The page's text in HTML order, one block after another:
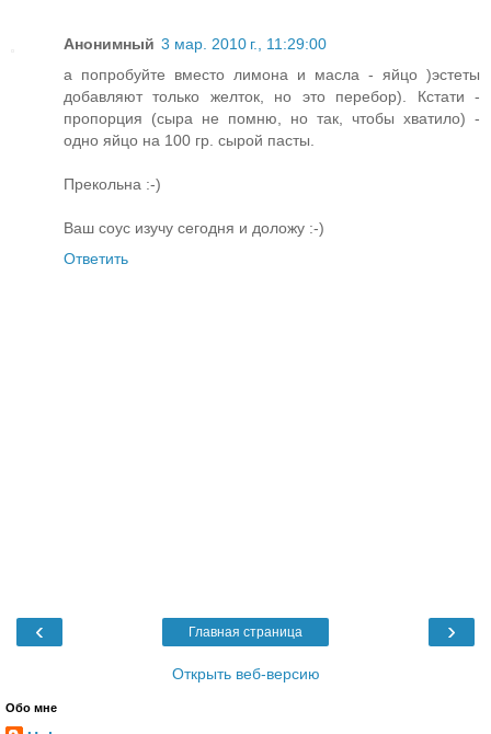
Анонимный 3 мар. 2010 г., 11:29:00
а попробуйте вместо лимона и масла - яйцо )эстеты
добавляют только желток, но это перебор). Кстати -
пропорция (сыра не помню, но так, чтобы хватило) -
одно яйцо на 100 гр. сырой пасты.
Прекольна :-)
Ваш соус изучу сегодня и доложу :-)
Ответить
‹ ›
Главная страница
Открыть веб-версию
Обо мне